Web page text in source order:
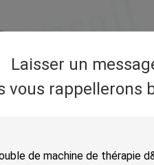
Laisser un
vous rappellerons